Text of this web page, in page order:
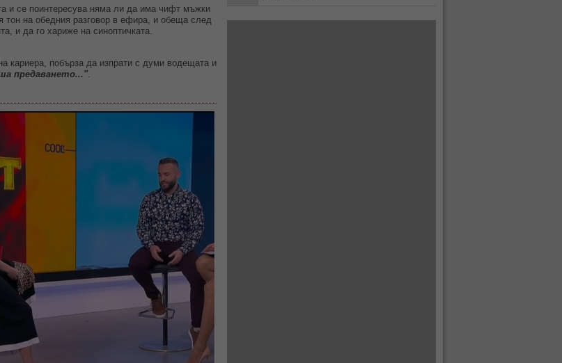
и се поинтересува няма ли да има чифт мъжки
тон на обедния разговор в ефира, и обеща след
и да го хариже на синоптичката.
кариера, побърза да изпрати с думи водещата и
предаването...".